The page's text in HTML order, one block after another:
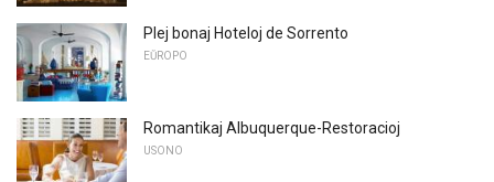
Plej bonaj Hoteloj de Sorrento
EŬROPO
Romantikaj Albuquerque-Restoracioj
USONO